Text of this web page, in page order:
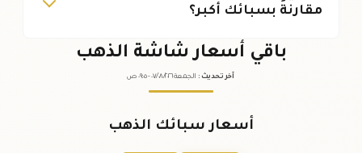
مقارنةً بسبائك أكبر؟
باقي أسعار شاشة الذهب
آخر تحديث : الجمعة ٠٧ /٠٨/٢٠٢٦ - ٠٩:٠٥ ص
أسعار سبائك الذهب